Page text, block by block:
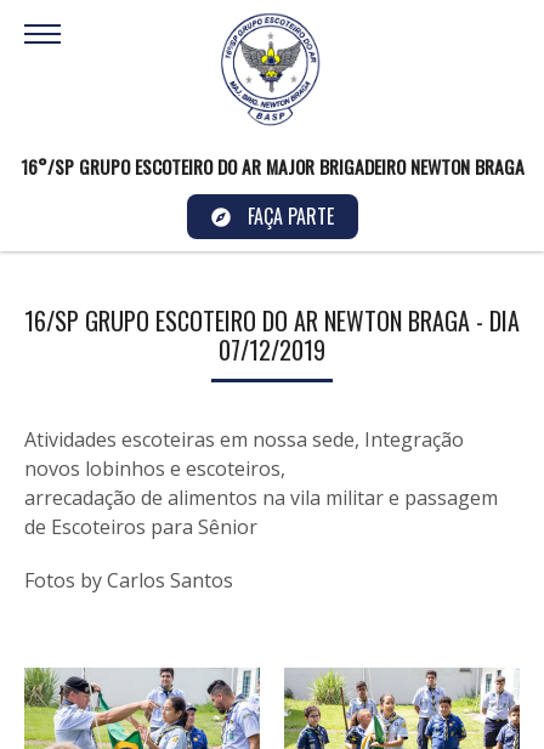
16°/SP GRUPO ESCOTEIRO DO AR MAJOR BRIGADEIRO NEWTON BRAGA
FAÇA PARTE
16/SP GRUPO ESCOTEIRO DO AR NEWTON BRAGA - DIA
07/12/2019
Atividades escoteiras em nossa sede, Integração
novos lobinhos e escoteiros,
arrecadação de alimentos na vila militar e passagem
de Escoteiros para Sênior
Fotos by Carlos Santos